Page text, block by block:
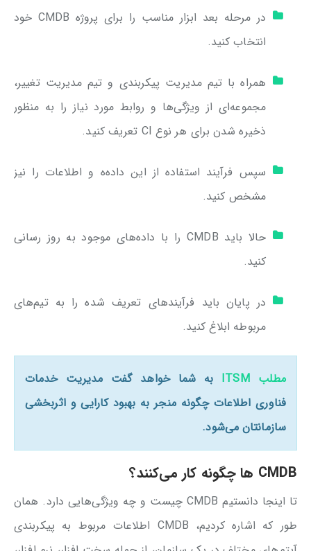
در مرحله بعد ابزار مناسب را برای پروژه CMDB خود
انتخاب کنید.
همراه با تیم مدیریت پیکربندی و تیم مدیریت تغییر،
مجموعه‌ای از ویژگی‌ها و روابط مورد نیاز را به منظور
ذخیره شدن برای هر نوع CI تعریف کنید.
سپس فرآیند استفاده از این داده‌ه و اطلاعات را نیز
مشخص کنید.
حالا باید CMDB را با داده‌های موجود به روز رسانی
کنید.
در پایان باید فرآیندهای تعریف شده را به تیم‌های
مربوطه ابلاغ کنید.
مطلب ITSM
به شما خواهد گفت مدیریت خدمات
فناوری اطلاعات چگونه منجر به بهبود کارایی و اثربخشی
سازمانتان می‌شود.
CMDB ها چگونه کار می‌کنند؟
تا اینجا دانستیم CMDB چیست و چه ویژگی‌هایی دارد. همان
طور که اشاره کردیم، CMDB اطلاعات مربوط به پیکربندی